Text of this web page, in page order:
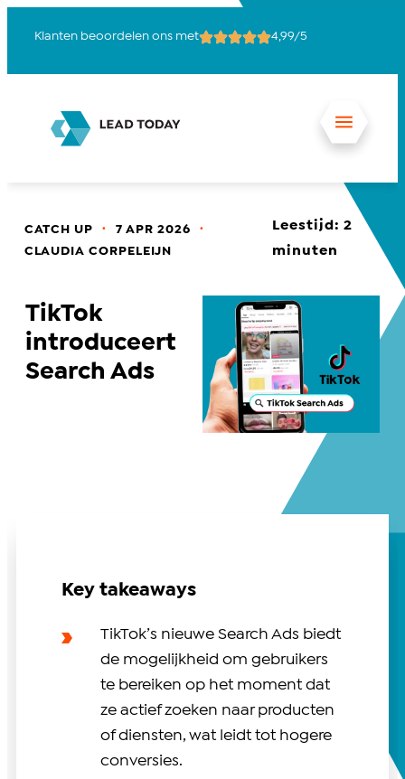
Klanten beoordelen ons met 4,99/5
CATCH UP . 7 APR 2026 .
CLAUDIA CORPELEIJN
Leestijd: 2
minuten
TikTok
introduceert
Search Ads
Key takeaways
TikTok’s nieuwe Search Ads biedt
de mogelijkheid om gebruikers
te bereiken op het moment dat
ze actief zoeken naar producten
of diensten, wat leidt tot hogere
conversies.